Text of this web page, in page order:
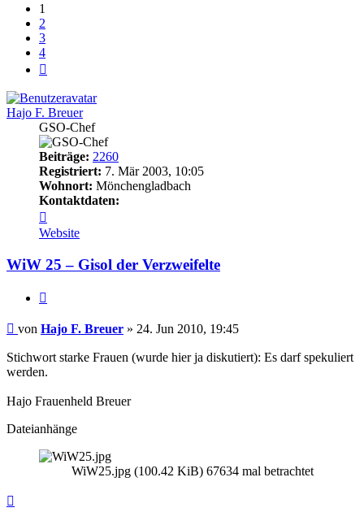
1
2
3
4
Hajo F. Breuer
GSO-Chef
Beiträge: 2260
Registriert: 7. Mär 2003, 10:05
Wohnort: Mönchengladbach
Kontaktdaten:
von
Hajo
F.
Breuer
Website
WiW 25 – Gisol der Verzweifelte
Beitrag
von Hajo F. Breuer » 24. Jun 2010, 19:45
Stichwort starke Frauen (wurde hier ja diskutiert): Es darf spekuliert
werden.
Hajo Frauenheld Breuer
Dateianhänge
WiW25.jpg (100.42 KiB) 67634 mal betrachtet